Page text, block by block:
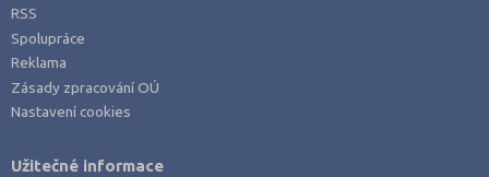
RSS
Spolupráce
Reklama
Zásady zpracování OÚ
Nastavení cookies
Užitečné informace